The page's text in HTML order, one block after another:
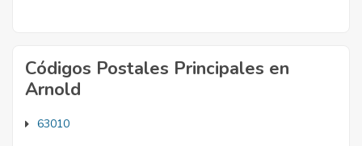
Códigos Postales Principales en
Arnold
63010